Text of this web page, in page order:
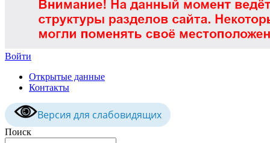
Войти
Открытые данные
Контакты
Версия для слабовидящих
Поиск